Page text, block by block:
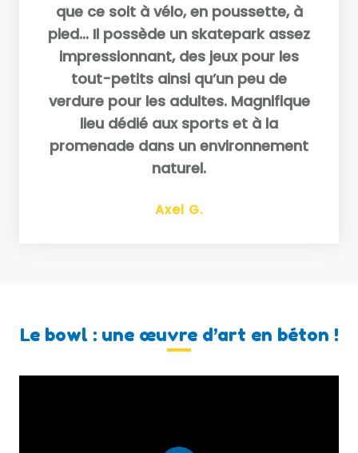
que ce soit à vélo, en poussette, à
pied… Il possède un skatepark assez
impressionnant, des jeux pour les
tout-petits ainsi qu’un peu de
verdure pour les adultes. Magnifique
lieu dédié aux sports et à la
promenade dans un environnement
naturel.
Axel G.
Le bowl : une œuvre d’art en béton !